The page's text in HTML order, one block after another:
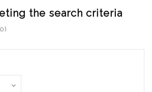
the search criteria